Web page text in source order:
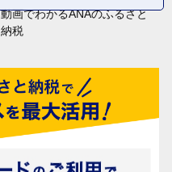
動画でわかるANAのふるさと
納税